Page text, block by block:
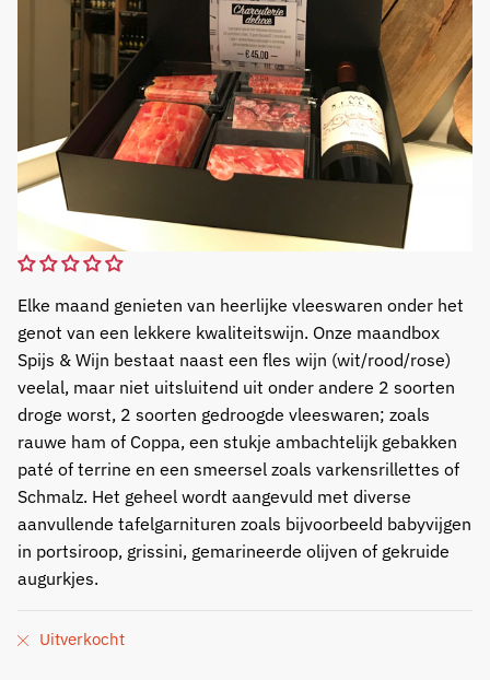
Elke maand genieten van heerlijke vleeswaren onder het
genot van een lekkere kwaliteitswijn. Onze maandbox
Spijs & Wijn bestaat naast een fles wijn (wit/rood/rose)
veelal, maar niet uitsluitend uit onder andere 2 soorten
droge worst, 2 soorten gedroogde vleeswaren; zoals
rauwe ham of Coppa, een stukje ambachtelijk gebakken
paté of terrine en een smeersel zoals varkensrillettes of
Schmalz. Het geheel wordt aangevuld met diverse
aanvullende tafelgarnituren zoals bijvoorbeeld babyvijgen
in portsiroop, grissini, gemarineerde olijven of gekruide
augurkjes.
Uitverkocht